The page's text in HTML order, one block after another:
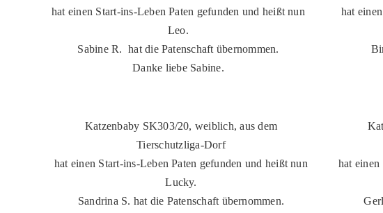
hat einen Start-ins-Leben Paten gefunden und heißt nun
Leo.
Sabine R. hat die Patenschaft übernommen.
Danke liebe Sabine.
hat
Katzenbaby SK303/20, weiblich, aus dem
Tierschutzliga-Dorf
hat einen Start-ins-Leben Paten gefunden und heißt nun
Lucky.
Sandrina S. hat die Patenschaft übernommen.
hat einen